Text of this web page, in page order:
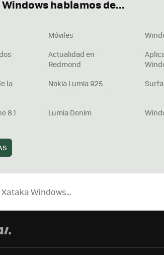
hablamos de...
Móviles
Actualidad en
Redmond
la
Nokia Lumia 925
8.1
Lumia Denim